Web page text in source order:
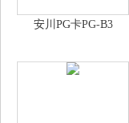
安川PG卡PG-B3